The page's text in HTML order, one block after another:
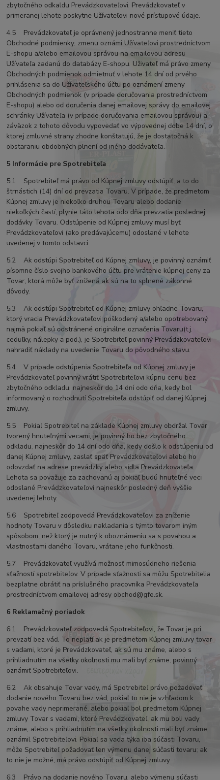
zbytočného odkaldu Prevádzkovateľovi. Prevádzkovateľ v
primeranej lehote poskytne Užívateľovi nové prístupové údaje.
4.5 Prevádzkovateľ je oprávnený jednostranne meniť tieto
Obchodné podmienky; zmenu oznámi Užívateľovi prostredníctvom
E-shopu a/alebo emailovou správou na emailovou adresu
Užívateľa zadanú do databázy E-shopu. Uživateľ má právo zmeny
Obchodných podmienok odmietnuť v lehote 14 dní od prvého
prihlásenia sa do Užívateľského účtu po oznámení zmeny
Obchodných podmienok (v prípade doručovania prostredníctvom
E-shopu) alebo od doručenia danej emailovej správy do emailovej
schránky Užívateľa (v prípade doručovania emailovou správou) a
záväzok z tohoto dôvodu vypovedať vo výpovednej dobe 14 dní, o
ktorej zmluvné strany zhodne konštatujú, že je dostatočná k
obstaraniu obdobných plnení od iného dodávateľa.
5 Informácie pre Spotrebiteľa
5.1 Spotrebiteľ má právo od Kúpnej zmluvy odstúpiť, a to do
štrnástich (14) dní od prevzatia Tovaru. V prípade, že predmetom
Kúpnej zmluvy je niekoľko druhou Tovaru alebo dodanie
niekoľkých častí, plynie táto lehota odo dňa prevzatia poslednej
dodávky Tovaru. Odstúpenie od Kúpnej zmluvy musí byť
Prevádzkovateľovi (ako predávajúcemu) odoslané v lehote
uvedenej v tomto odstavci.
5.2 Ak odstúpi Spotrebiteľ od Kúpnej zmluvy, je povinný oznámiť
písomne číslo svojho bankového účtu pre vrátenie kúpnej ceny za
Tovar, ktorá môže byť znížená ak sú na to splnené zákonné
dôvody.
5.3 Ak odstúpi Spotrebiteľ od Kúpnej zmluvy ohľadne Tovaru,
ktorý vracia Prevádzkovateľovi poškodený a/alebo opotrebovaný,
najmä pokiaľ sú odstránené originálne označenia Tovaru(t.j.
ceduľky, nálepky a pod.), je Spotrebiteľ povinný Prevádzkovateľovi
nahradiť náklady na uvedenie Tovaru do pôvodného stavu.
5.4 V prípade odstúpenia Spotrebiteľa od Kúpnej zmluvy je
Prevádzkovateľ povinný vrátiť Spotrebiteľovi kúpnu cenu bez
zbytočného odkladu, najneskôr do 14 dní odo dňa, kedy bol
informovaný o rozhodnutí Spotrebiteľa odstúpiť od danej Kúpnej
zmluvy.
5.5 Pokiaľ Spotrebiteľ na základe Kúpnej zmluvy obdržal Tovar
tvorený hnuteľnými vecami, je povinný ho bez zbytočného
odkladu, najneskôr do 14 dní odo dňa, kedy došlo k odstúpeniu od
danej Kúpnej zmluvy, zaslať späť Prevádzkovateľovi alebo ho
odovzdať na adrese prevádzky alebo sídla Prevádzkovateľa.
Lehota sa považuje za zachovanú aj pokiaľ budú hnuteľné veci
odoslané Prevádzkovateľovi najneskôr posledný deň vyššie
uvedenej lehoty.
5.6 Spotrebiteľ zodpovedá Prevádzkovateľovi za zníženie
hodnoty Tovaru v dôsledku nakladania s týmto tovarom iným
spôsobom, než ktorý je nutný k oboznámeniu sa s povahou a
vlastnosťami daného Tovaru, vrátane jeho funkčnosti.
5.7 Prevádzkovateľ využívá možnosť mimosúdneho riešenia
sťažností spotrebiteľov. V prípade sťažnosti sa môžu Spotrebitelia
bezplatne obrátiť na príslušného pracovníka Prevádzkovateľa
prostredníctvom emailovej adresy obchod@gfe.sk.
6 Reklamačný poriadok
6.1 Prevádzkovateľ zodpovedá Spotrebiteľovi, že Tovar je pri
prevzatí bez vád. To neplatí ak je predmetom Kúpnej zmluvy tovar
s vadami, ktoré je Prevádzkovateľ, ak sú mu známe, alebo s
prihliadnutím na všetky okolnosti mu mali byť známe, povinný
oznámiť Spotrebiteľovi.
6.2 Ak obsahuje Tovar vady, má Spotrebiteľ právo požadovať
dodanie nového Tovaru bez vád, pokiaľ to nie je vzhľadom k
povahe vady neprimerané, alebo pokiaľ bol predmetom Kúpnej
zmluvy Tovar s vadami, ktoré Prevádzkovateľ, ak mu boli vady
známe, alebo s prihliadnutím na všetky okolnosti mali byť známe,
oznámil Spotrebiteľovi. Pokiaľ sa vada týka iba súčasti Tovaru,
môže Spotrebiteľ požadovať len výmenu danej súčasti tovaru; ak
to nie je možné, má právo odstúpiť od Kúpnej zmluvy.
6.3 Právo na dodanie nového Tovaru, alebo výmenu súčasti